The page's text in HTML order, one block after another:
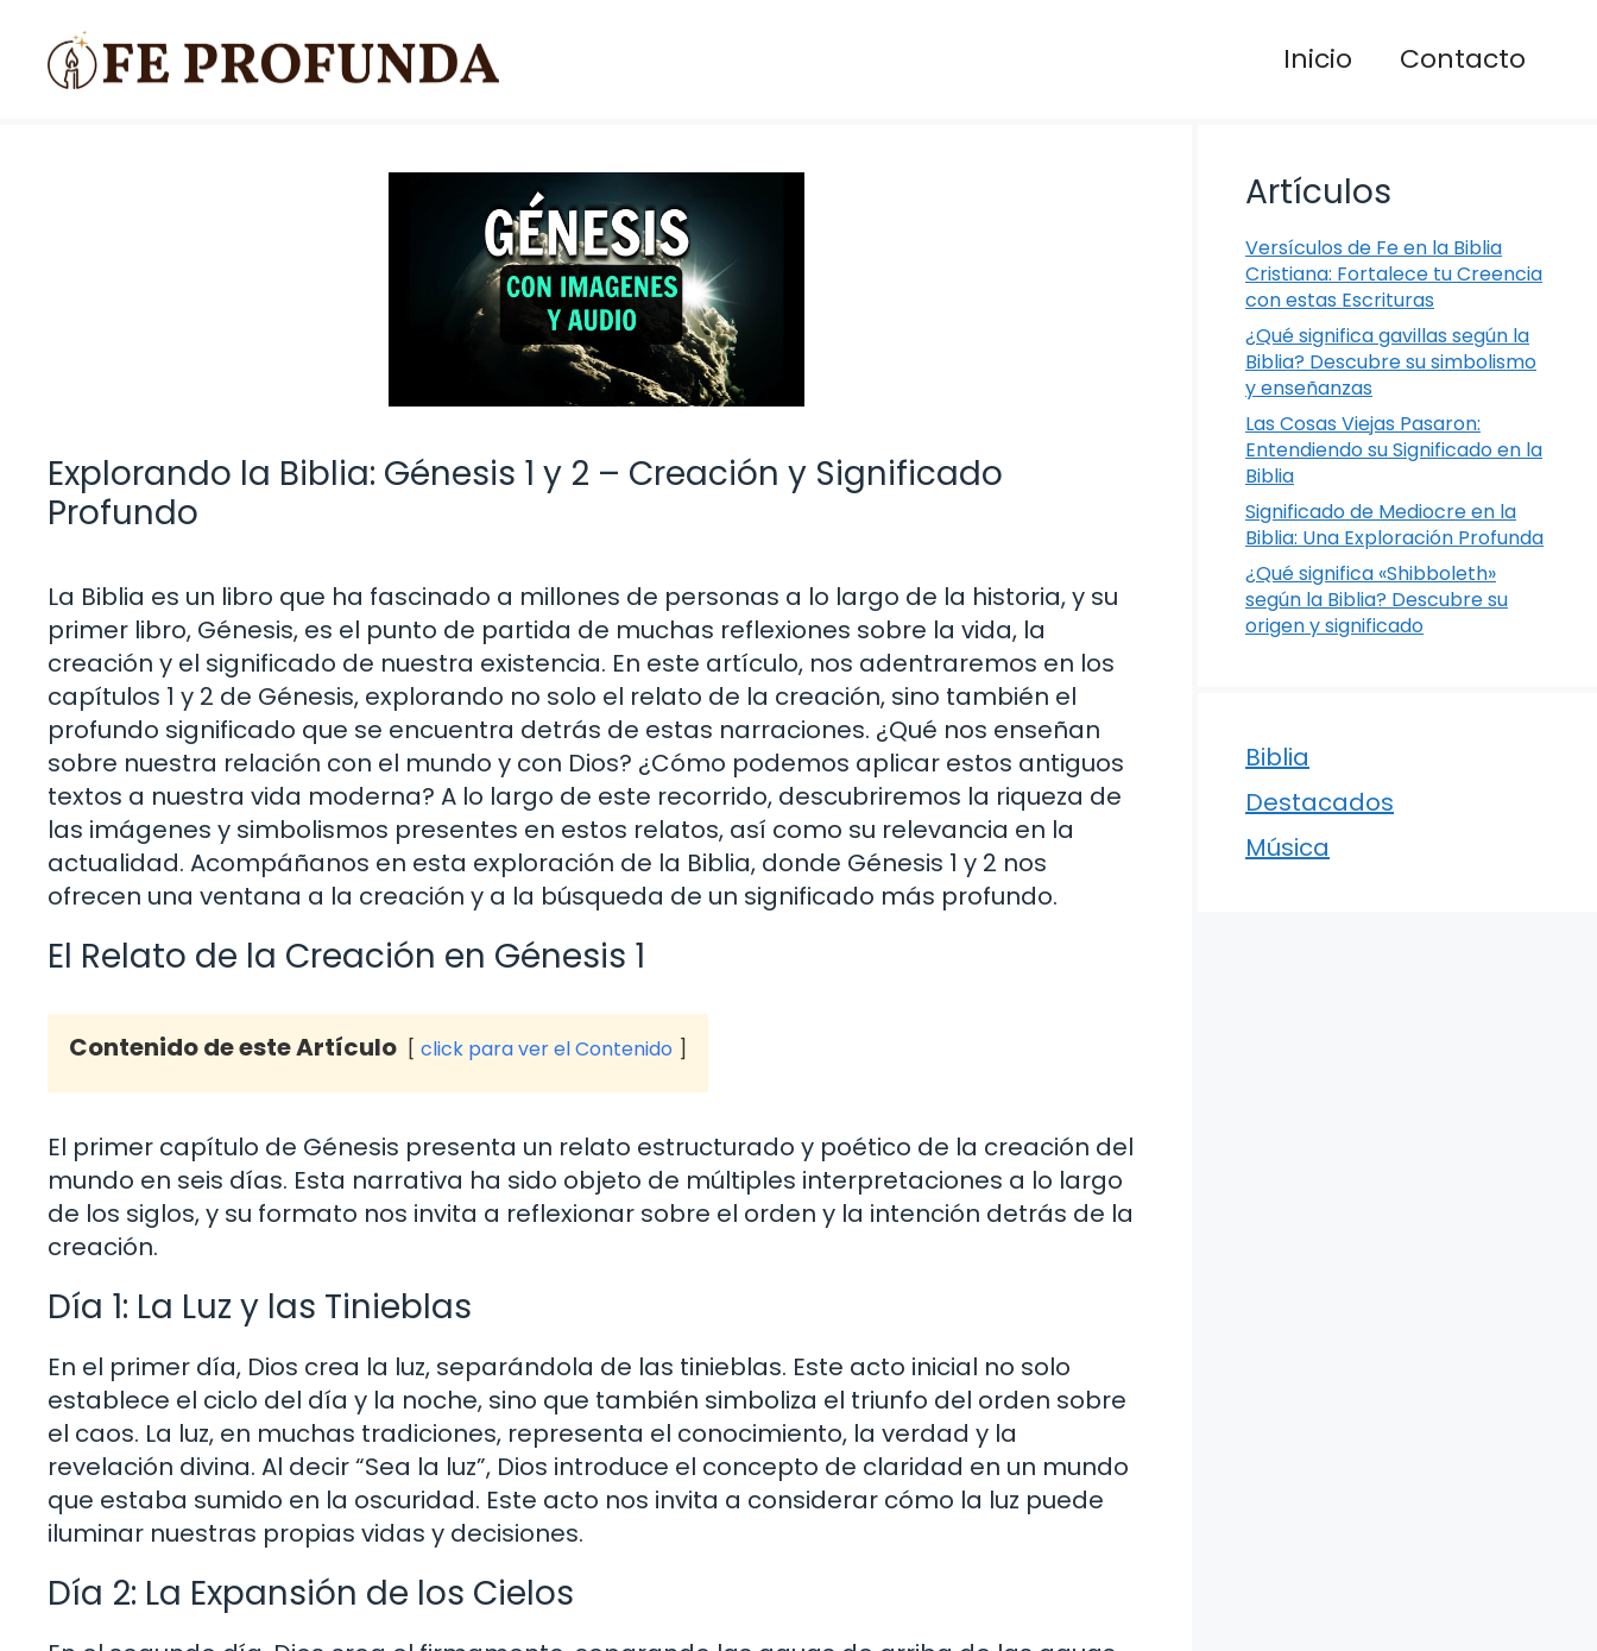
contenido
Inicio Contacto
Explorando la Biblia: Génesis 1 y 2 – Creación y Significado
Profundo
La Biblia es un libro que ha fascinado a millones de personas a lo largo de la historia, y su
primer libro, Génesis, es el punto de partida de muchas reflexiones sobre la vida, la
creación y el significado de nuestra existencia. En este artículo, nos adentraremos en los
capítulos 1 y 2 de Génesis, explorando no solo el relato de la creación, sino también el
profundo significado que se encuentra detrás de estas narraciones. ¿Qué nos enseñan
sobre nuestra relación con el mundo y con Dios? ¿Cómo podemos aplicar estos antiguos
textos a nuestra vida moderna? A lo largo de este recorrido, descubriremos la riqueza de
las imágenes y simbolismos presentes en estos relatos, así como su relevancia en la
actualidad. Acompáñanos en esta exploración de la Biblia, donde Génesis 1 y 2 nos
ofrecen una ventana a la creación y a la búsqueda de un significado más profundo.
El Relato de la Creación en Génesis 1
Contenido de este Artículo click para ver el Contenido
El primer capítulo de Génesis presenta un relato estructurado y poético de la creación del
mundo en seis días. Esta narrativa ha sido objeto de múltiples interpretaciones a lo largo
de los siglos, y su formato nos invita a reflexionar sobre el orden y la intención detrás de la
creación.
Día 1: La Luz y las Tinieblas
En el primer día, Dios crea la luz, separándola de las tinieblas. Este acto inicial no solo
establece el ciclo del día y la noche, sino que también simboliza el triunfo del orden sobre
el caos. La luz, en muchas tradiciones, representa el conocimiento, la verdad y la
revelación divina. Al decir “Sea la luz”, Dios introduce el concepto de claridad en un mundo
que estaba sumido en la oscuridad. Este acto nos invita a considerar cómo la luz puede
iluminar nuestras propias vidas y decisiones.
Día 2: La Expansión de los Cielos
Artículos
Versículos de Fe en la Biblia
Cristiana: Fortalece tu Creencia
con estas Escrituras
¿Qué significa gavillas según la
Biblia? Descubre su simbolismo
y enseñanzas
Las Cosas Viejas Pasaron:
Entendiendo su Significado en la
Biblia
Significado de Mediocre en la
Biblia: Una Exploración Profunda
¿Qué significa «Shibboleth»
según la Biblia? Descubre su
origen y significado
Biblia
Destacados
Música